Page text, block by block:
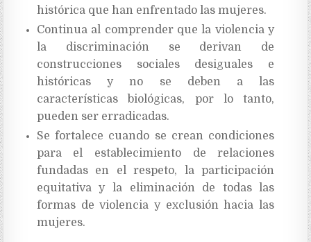
histórica que han enfrentado las mujeres.
Continua al comprender que la violencia y
la discriminación se derivan de
construcciones sociales desiguales e
históricas y no se deben a las
características biológicas, por lo tanto,
pueden ser erradicadas.
Se fortalece cuando se crean condiciones
para el establecimiento de relaciones
fundadas en el respeto, la participación
equitativa y la eliminación de todas las
formas de violencia y exclusión hacia las
mujeres.